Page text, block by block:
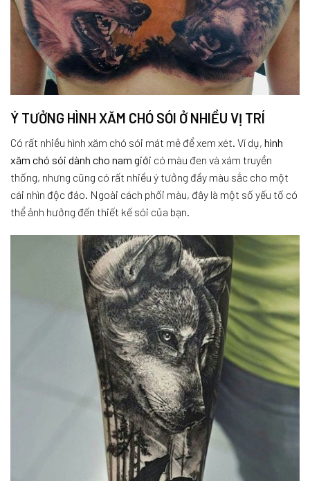
Ý TƯỞNG HÌNH XĂM CHÓ SÓI Ở NHIỀU VỊ TRÍ
Có rất nhiều hình xăm chó sói mát mẻ để xem xét. Ví dụ, hình
xăm chó sói dành cho nam giới có màu đen và xám truyền
thống, nhưng cũng có rất nhiều ý tưởng đầy màu sắc cho một
cái nhìn độc đáo. Ngoài cách phối màu, đây là một số yếu tố có
thể ảnh hưởng đến thiết kế sói của bạn.